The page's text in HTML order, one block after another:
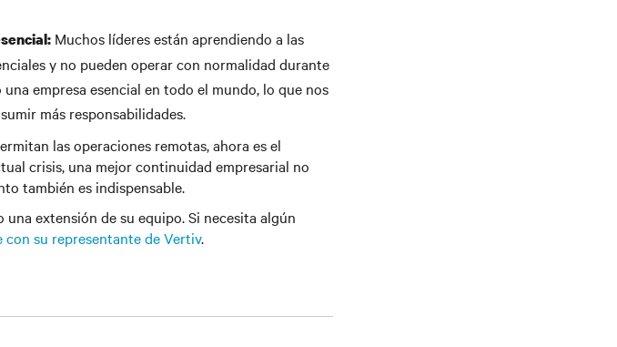
Muchos líderes están aprendiendo a las
y no pueden operar con normalidad durante
empresa esencial en todo el mundo, lo que nos
más responsabilidades.
las operaciones remotas, ahora es el
crisis, una mejor continuidad empresarial no
también es indispensable.
extensión de su equipo. Si necesita algún
con su representante de Vertiv.